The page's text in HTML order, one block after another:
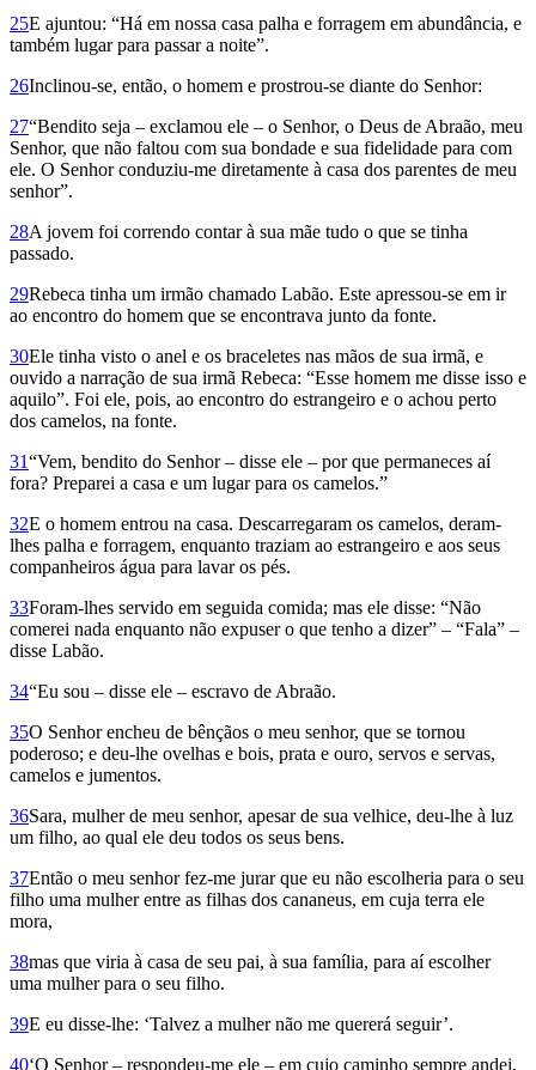
25E ajuntou: “Há em nossa casa palha e forragem em abundância, e
também lugar para passar a noite”.
26Inclinou-se, então, o homem e prostrou-se diante do Senhor:
27“Bendito seja – exclamou ele – o Senhor, o Deus de Abraão, meu
Senhor, que não faltou com sua bondade e sua fidelidade para com
ele. O Senhor conduziu-me diretamente à casa dos parentes de meu
se­nhor”.
28A jovem foi correndo contar à sua mãe tudo o que se tinha
passado.
29Rebeca tinha um irmão chamado Labão. Este apressou-se em ir
ao encontro do homem que se encontrava junto da fonte.
30Ele tinha visto o anel e os braceletes nas mãos de sua irmã, e
ouvido a narração de sua irmã Rebeca: “Esse homem me disse isso e
aquilo”. Foi ele, pois, ao encontro do estrangeiro e o achou perto
dos camelos, na fonte.
31“Vem, bendito do Senhor – disse ele – por que permaneces aí
fora? Preparei a casa e um lugar para os camelos.”
32E o homem entrou na casa. Descarregaram os camelos, deram-
lhes palha e forragem, enquanto traziam ao estrangeiro e aos seus
companheiros água para lavar os pés.
33Foram-lhes servido em seguida comida; mas ele disse: “Não
comerei nada enquanto não expuser o que tenho a dizer” – “Fala” –
disse Labão.
34“Eu sou – disse ele – escravo de Abraão.
35O Senhor encheu de bênçãos o meu senhor, que se tornou
poderoso; e deu-lhe ovelhas e bois, prata e ouro, servos e servas,
camelos e jumentos.
36Sara, mu­lher de meu senhor, apesar de sua velhice, deu-lhe à luz
um filho, ao qual ele deu todos os seus bens.
37Então o meu senhor fez-me jurar que eu não escolheria para o seu
filho uma mulher entre as filhas dos cananeus, em cuja terra ele
mora,
38mas que viria à casa de seu pai, à sua família, para aí escolher
uma mulher para o seu filho.
39E eu disse-lhe: ‘Talvez a mulher não me quererá seguir’.
40‘O Senhor – res­pondeu-me ele – em cujo caminho sempre andei,